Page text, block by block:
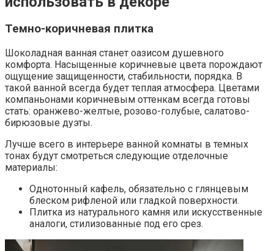
Темно-коричневая плитка
Шоколадная ванная станет оазисом душевного
комфорта. Насыщенные коричневые цвета порождают
ощущение защищенности, стабильности, порядка. В
такой ванной всегда будет теплая атмосфера. Цветами
компаньонами коричневым оттенкам всегда готовы
стать: оранжево-желтые, розово-голубые, салатово-
бирюзовые дуэты.
Лучше всего в интерьере ванной комнаты в темных
тонах будут смотреться следующие отделочные
материалы:
Однотонный кафель, обязательно с глянцевым
блеском рифленой или гладкой поверхности.
Плитка из натурального камня или искусственные
аналоги, стилизованные под его срез.